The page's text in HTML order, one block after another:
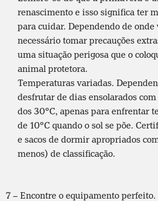
renascimento e isso significa ter
para cuidar. Dependendo de onde
necessário tomar precauções
uma situação perigosa que o
animal protetora.
Temperaturas variadas.
desfrutar de dias ensolarados
dos 30°C, apenas para enfrentar
de 10°C quando o sol se põe.
e sacos de dormirapropriados
menos) de classificação.
7 – Encontre o equipamento perfeito.